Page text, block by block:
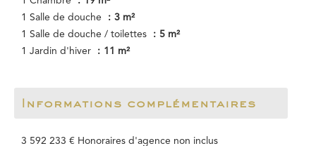
1 Salle de douche
3 m²
1 Salle de douche / toilettes
5 m²
1 Jardin d'hiver
11 m²
Informations complémentaires
3 592 233 € Honoraires d'agence non inclus